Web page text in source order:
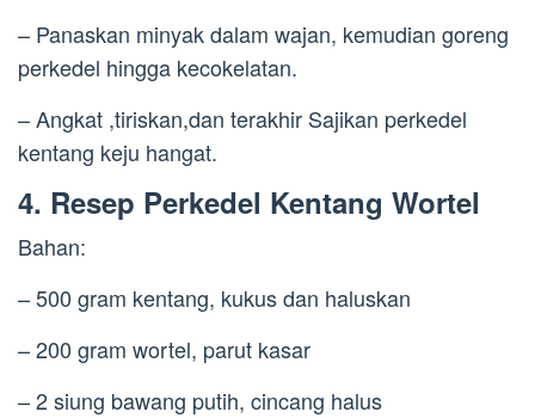
– Panaskan minyak dalam wajan, kemudian goreng
perkedel hingga kecokelatan.
– Angkat ,tiriskan,dan terakhir Sajikan perkedel
kentang keju hangat.
4. Resep Perkedel Kentang Wortel
Bahan:
– 500 gram kentang, kukus dan haluskan
– 200 gram wortel, parut kasar
– 2 siung bawang putih, cincang halus